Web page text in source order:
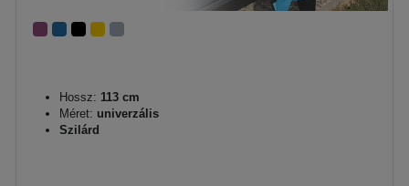
Hossz: 113 cm
Méret: univerzális
Szilárd